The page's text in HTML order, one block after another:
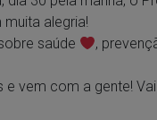
alegria!
saúde
,
e vem com a gente!